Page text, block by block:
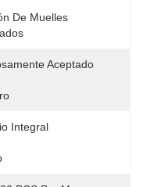
De Muelles
Aceptado
Integral